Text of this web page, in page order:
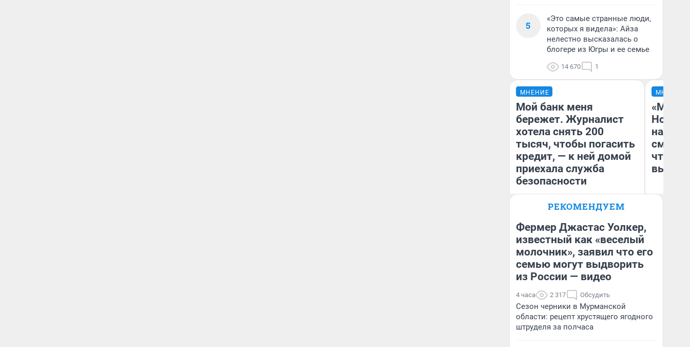
5
«Это самые странные люди,
которых я видела»: Айза
нелестно высказалась о
блогере из Югры и ее семье
14 670 1
МНЕНИЕ
Мой банк меня
бережет. Журналист
хотела снять 200
тысяч, чтобы погасить
кредит, — к ней домой
приехала служба
безопасности
Ксения Владимирская
МНЕНИЕ
«Мы
чтобы
РЕКОМЕНДУЕМ
Фермер Джастас Уолкер,
известный как «веселый
молочник», заявил что его
семью могут выдворить
из России — видео
4 часа 2 317 Обсудить
Сезон черники в Мурманской
области: рецепт хрустящего ягодного
штруделя за полчаса